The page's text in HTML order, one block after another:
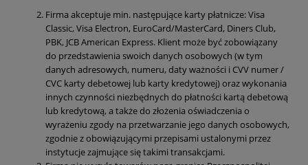
Firma akceptuje min. następujące karty płatnicze: Visa
Classic, Visa Electron, EuroCard/MasterCard, Diners Club,
PBK, JCB American Express. Klient może być zobowiązany
do przedstawienia swoich danych osobowych (w tym
danych adresowych, numeru, daty ważności i CVV numer /
CVC karty debetowej lub karty kredytowej) oraz wykonania
innych czynności niezbędnych do płatności kartą debetową
lub kredytową, a także do złożenia oświadczenia o
wyrażeniu zgody na przetwarzanie jego danych osobowych,
zgodnie z obowiązującymi przepisami ustalonymi przez
instytucje zajmujące się takimi transakcjami.